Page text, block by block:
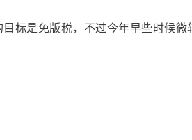
标是免版税，不过今年早些时候